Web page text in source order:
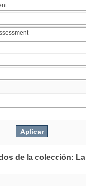
de la colección: